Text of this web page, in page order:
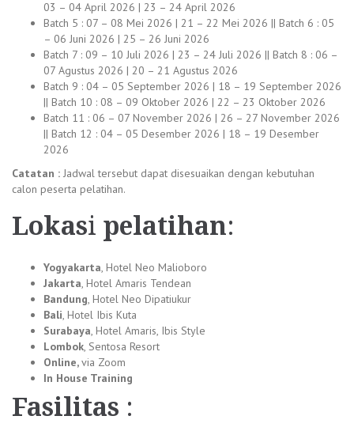
03 – 04 April 2026 | 23 – 24 April 2026
Batch 5 : 07 – 08 Mei 2026 | 21 – 22 Mei 2026 || Batch 6 : 05
– 06 Juni 2026 | 25 – 26 Juni 2026
Batch 7 : 09 – 10 Juli 2026 | 23 – 24 Juli 2026 || Batch 8 : 06 –
07 Agustus 2026 | 20 – 21 Agustus 2026
Batch 9 : 04 – 05 September 2026 | 18 – 19 September 2026
|| Batch 10 : 08 – 09 Oktober 2026 | 22 – 23 Oktober 2026
Batch 11 : 06 – 07 November 2026 | 26 – 27 November 2026
|| Batch 12 : 04 – 05 Desember 2026 | 18 – 19 Desember
2026
Catatan : Jadwal tersebut dapat disesuaikan dengan kebutuhan
calon peserta pelatihan.
Lokasi pelatihan:
Yogyakarta, Hotel Neo Malioboro
Jakarta, Hotel Amaris Tendean
Bandung, Hotel Neo Dipatiukur
Bali, Hotel Ibis Kuta
Surabaya, Hotel Amaris, Ibis Style
Lombok, Sentosa Resort
Online,via Zoom
In House Training
Fasilitas :